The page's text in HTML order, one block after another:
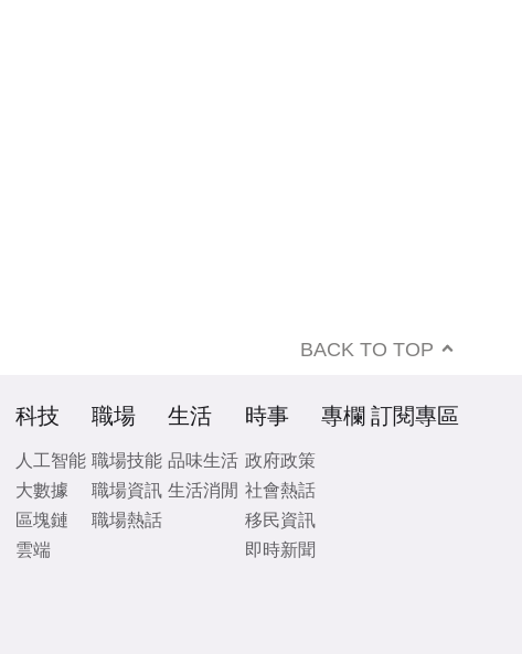
BACK TO TOP
科技
人工智能
大數據
區塊鏈
雲端
職場
職場技能
職場資訊
職場熱話
生活
品味生活
生活消閒
時事
政府政策
社會熱話
移民資訊
即時新聞
專欄 訂閱專區